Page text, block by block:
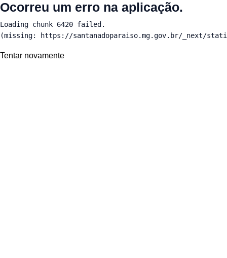
Ocorreu um erro na aplicação.
Loading chunk 6420 failed.
(missing: https://santanadoparaiso.mg.gov.br/_next/
Tentar novamente